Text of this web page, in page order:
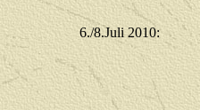
6./8.Juli 2010: